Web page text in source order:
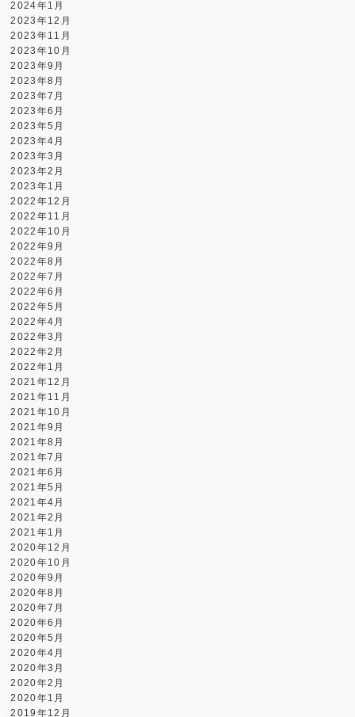
2024年1月
2023年12月
2023年11月
2023年10月
2023年9月
2023年8月
2023年7月
2023年6月
2023年5月
2023年4月
2023年3月
2023年2月
2023年1月
2022年12月
2022年11月
2022年10月
2022年9月
2022年8月
2022年7月
2022年6月
2022年5月
2022年4月
2022年3月
2022年2月
2022年1月
2021年12月
2021年11月
2021年10月
2021年9月
2021年8月
2021年7月
2021年6月
2021年5月
2021年4月
2021年2月
2021年1月
2020年12月
2020年10月
2020年9月
2020年8月
2020年7月
2020年6月
2020年5月
2020年4月
2020年3月
2020年2月
2020年1月
2019年12月